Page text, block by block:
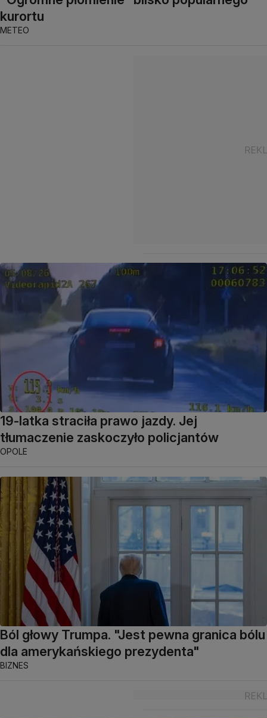
kurortu
METEO
19-latka straciła prawo jazdy. Jej
tłumaczenie zaskoczyło policjantów
OPOLE
Ból głowy Trumpa. "Jest pewna granica bólu
dla amerykańskiego prezydenta"
BIZNES